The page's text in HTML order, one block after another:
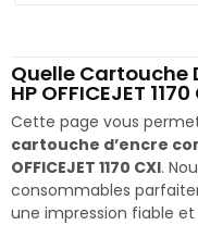
Quelle Cartouche
HP OFFICEJET
Cette page vous
cartouche d’encre
OFFICEJET 1170 CXI.
consommables
une impression fiable et